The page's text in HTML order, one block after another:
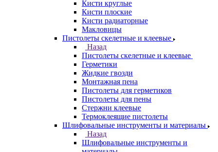
Кисти круглые
Кисти плоские
Кисти радиаторные
Макловицы
Пистолеты скелетные и клеевые
Назад
Пистолеты скелетные и клеевые
Герметики
Жидкие гвозди
Монтажная пена
Пистолеты для герметиков
Пистолеты для пены
Стержни клеевые
Термоклеящие пистолеты
Шлифовальные инструменты и материалы
Назад
Шлифовальные инструменты и